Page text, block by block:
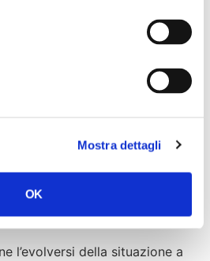
Mostra dettagli
OK
[…]
popolazione
del fuoco e
civile per il
l’evolversi della situazione a